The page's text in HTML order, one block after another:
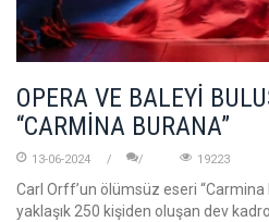
OPERA VE BALEYİ
“CARMİNA BURANA”
13-06-2024 19223
Carl Orff’un ölümsüz eseri “Carmina
yaklaşık 250 kişiden oluşan dev